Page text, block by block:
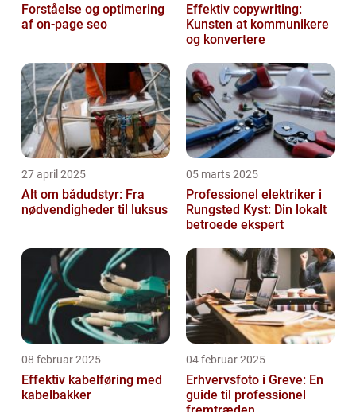
Forståelse og optimering
af on-page seo
Effektiv copywriting:
Kunsten at kommunikere
og konvertere
27 april 2025
Alt om bådudstyr: Fra
nødvendigheder til luksus
05 marts 2025
Professionel elektriker i
Rungsted Kyst: Din lokalt
betroede ekspert
08 februar 2025
Effektiv kabelføring med
kabelbakker
04 februar 2025
Erhvervsfoto i Greve: En
guide til professionel